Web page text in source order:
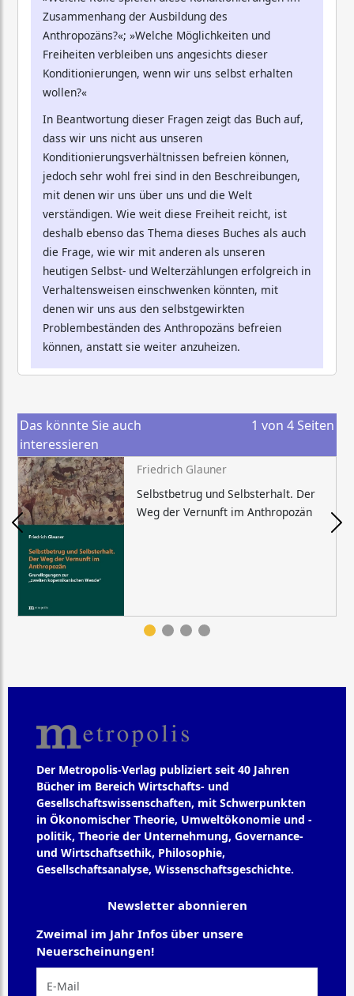
Zusammenhang der Ausbildung des
Anthropozäns?«; »Welche Möglichkeiten und
Freiheiten verbleiben uns angesichts dieser
Konditionierungen, wenn wir uns selbst erhalten
wollen?«
In Beantwortung dieser Fragen zeigt das Buch auf,
dass wir uns nicht aus unseren
Konditionierungsverhältnissen befreien können,
jedoch sehr wohl frei sind in den Beschreibungen,
mit denen wir uns über uns und die Welt
verständigen. Wie weit diese Freiheit reicht, ist
deshalb ebenso das Thema dieses Buches als auch
die Frage, wie wir mit anderen als unseren
heutigen Selbst- und Welterzählungen erfolgreich in
Verhaltensweisen einschwenken könnten, mit
denen wir uns aus den selbstgewirkten
Problembeständen des Anthropozäns befreien
können, anstatt sie weiter anzuheizen.
Das könnte Sie auch
interessieren
1 von 4 Seiten
Friedrich Glauner
Selbstbetrug und Selbsterhalt. Der
Weg der Vernunft im Anthropozän
Der Metropolis-Verlag publiziert seit 40 Jahren
Bücher im Bereich Wirtschafts- und
Gesellschaftswissenschaften, mit Schwerpunkten
in Ökonomischer Theorie, Umweltökonomie und -
politik, Theorie der Unternehmung, Governance-
und Wirtschaftsethik, Philosophie,
Gesellschaftsanalyse, Wissenschaftsgeschichte.
Newsletter abonnieren
Zweimal im Jahr Infos über unsere
Neuerscheinungen!